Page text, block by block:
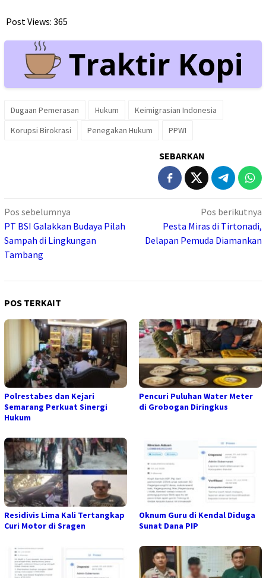
Post Views: 365
Dugaan Pemerasan Hukum
Keimigrasian Indonesia
Korupsi Birokrasi
Penegakan Hukum PPWI
SEBARKAN
Navigasi
pos
Pos sebelumnya
PT BSI Galakkan Budaya Pilah
Sampah di Lingkungan
Tambang
Pos berikutnya
Pesta Miras di Tirtonadi,
Delapan Pemuda Diamankan
POS TERKAIT
Polrestabes dan Kejari
Semarang Perkuat Sinergi
Hukum
Pencuri Puluhan Water Meter
di Grobogan Diringkus
Residivis Lima Kali Tertangkap
Curi Motor di Sragen
Oknum Guru di Kendal Diduga
Sunat Dana PIP